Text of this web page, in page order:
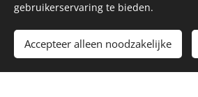
🚀 Waar: De Neufstraat 1, 2100
🚀 Leerdoelen:
gebruikerservaring te bieden.
Accepteer alleen noodzakelijke